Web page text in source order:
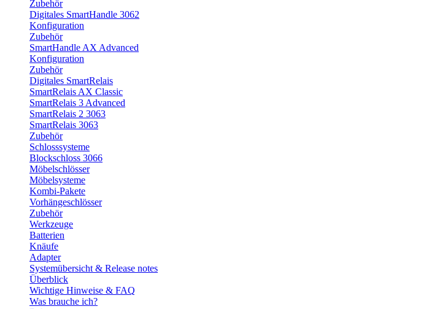
Zubehör
Digitales SmartHandle 3062
Konfiguration
Zubehör
SmartHandle AX Advanced
Konfiguration
Zubehör
Digitales SmartRelais
SmartRelais AX Classic
SmartRelais 3 Advanced
SmartRelais 2 3063
SmartRelais 3063
Zubehör
Schlosssysteme
Blockschloss 3066
Möbelschlösser
Möbelsysteme
Kombi-Pakete
Vorhängeschlösser
Zubehör
Werkzeuge
Batterien
Knäufe
Adapter
Systemübersicht & Release notes
Überblick
Wichtige Hinweise & FAQ
Was brauche ich?